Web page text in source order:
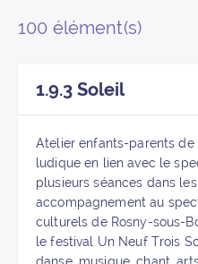
100 élément(s)
1.9.3 Soleil
Atelier enfants-parents
ludique en lien avec le
plusieurs séances dans
accompagnement au
culturels de Rosny-sous-
le festival Un Neuf Trois